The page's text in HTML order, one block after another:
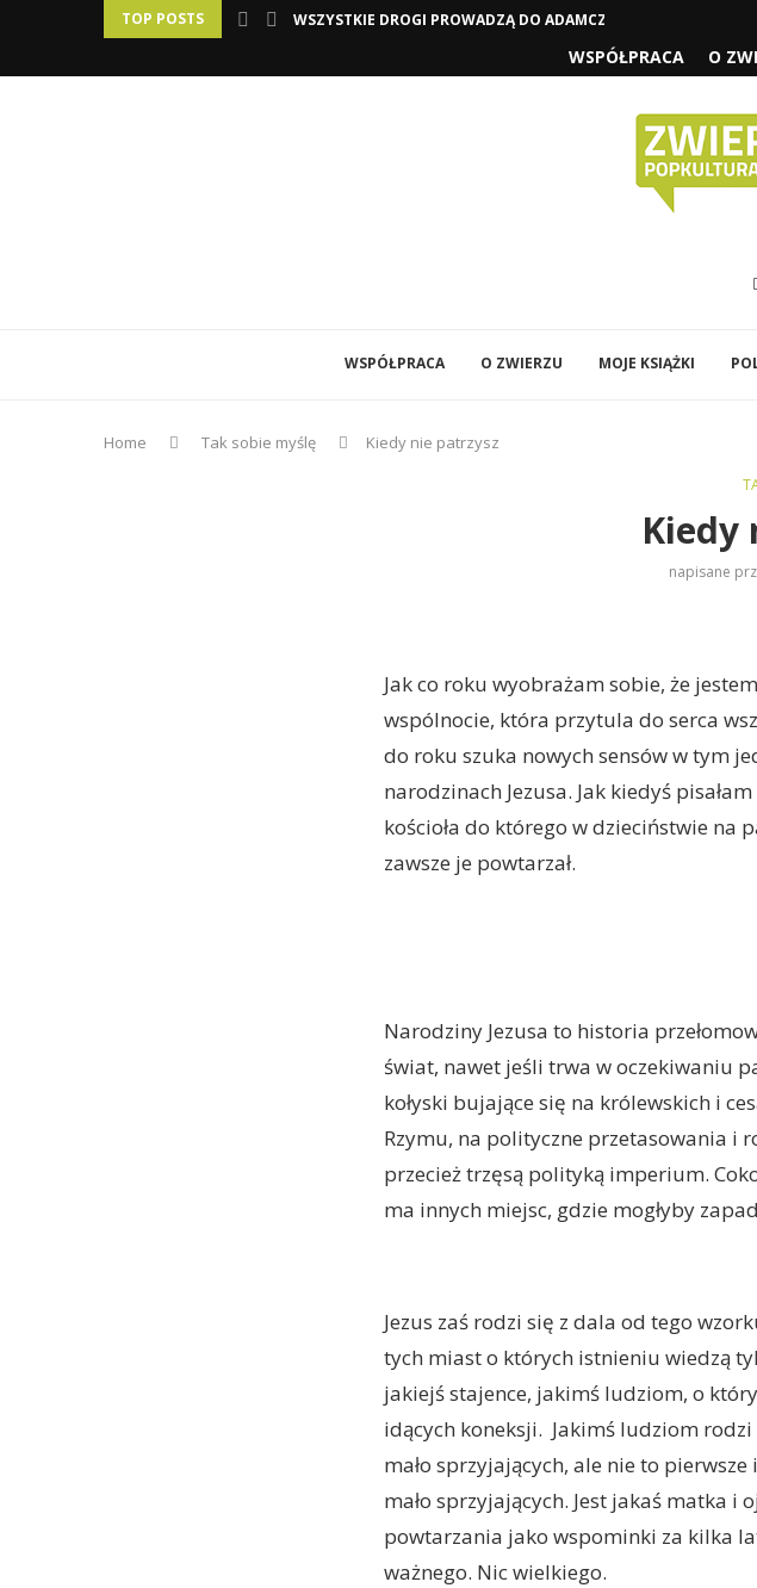
TOP POSTS WSZYSTKIE DROGI PROWADZĄ DO ADAMCZYCHY CZYLI „1670”
WSPÓŁPRACA O
WSPÓŁPRACA O ZWIERZU MOJE KSIĄŻKI
Home Tak sobie myślę Kiedy nie patrzysz
Kiedy
napisane
Jak co roku wyobrażam sobie, że
wspólnocie, która przytula do serca
do roku szuka nowych sensów w tym
narodzinach Jezusa. Jak kiedyś
kościoła do którego w dzieciństwie na
zawsze je powtarzał.
Narodziny Jezusa to historia
świat, nawet jeśli trwa w oczekiwaniu
kołyski bujające się na królewskich i
Rzymu, na polityczne przetasowania i
przecież trzęsą polityką imperium.
ma innych miejsc, gdzie mogłyby
Jezus zaś rodzi się z dala od tego
tych miast o których istnieniu wiedzą
jakiejś stajence, jakimś ludziom, o
idących koneksji. Jakimś ludziom
mało sprzyjających, ale nie to
mało sprzyjających. Jest jakaś matka i
powtarzania jako wspominki za kilka
ważnego. Nic wielkiego.